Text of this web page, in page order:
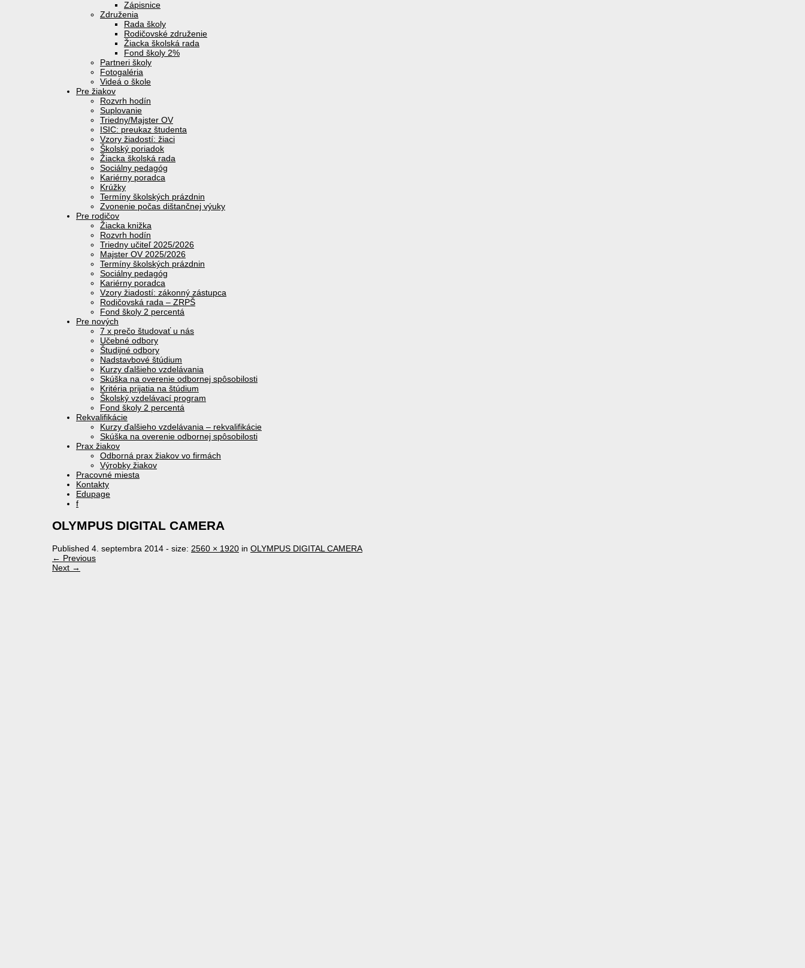
Zápisnice
Združenia
Rada školy
Rodičovské združenie
Žiacka školská rada
Fond školy 2%
Partneri školy
Fotogaléria
Videá o škole
Pre žiakov
Rozvrh hodín
Suplovanie
Triedny/Majster OV
ISIC: preukaz študenta
Vzory žiadostí: žiaci
Školský poriadok
Žiacka školská rada
Sociálny pedagóg
Kariérny poradca
Krúžky
Termíny školských prázdnin
Zvonenie počas dištančnej výuky
Pre rodičov
Žiacka knižka
Rozvrh hodín
Triedny učiteľ 2025/2026
Majster OV 2025/2026
Termíny školských prázdnin
Sociálny pedagóg
Kariérny poradca
Vzory žiadostí: zákonný zástupca
Rodičovská rada – ZRPŠ
Fond školy 2 percentá
Pre nových
7 x prečo študovať u nás
Učebné odbory
Študijné odbory
Nadstavbové štúdium
Kurzy ďalšieho vzdelávania
Skúška na overenie odbornej spôsobilosti
Kritéria prijatia na štúdium
Školský vzdelávací program
Fond školy 2 percentá
Rekvalifikácie
Kurzy ďalšieho vzdelávania – rekvalifikácie
Skúška na overenie odbornej spôsobilosti
Prax žiakov
Odborná prax žiakov vo firmách
Výrobky žiakov
Pracovné miesta
Kontakty
Edupage
f
OLYMPUS DIGITAL CAMERA
Published 4. septembra 2014 - size: 2560 × 1920 in OLYMPUS DIGITAL CAMERA
← Previous
Next →